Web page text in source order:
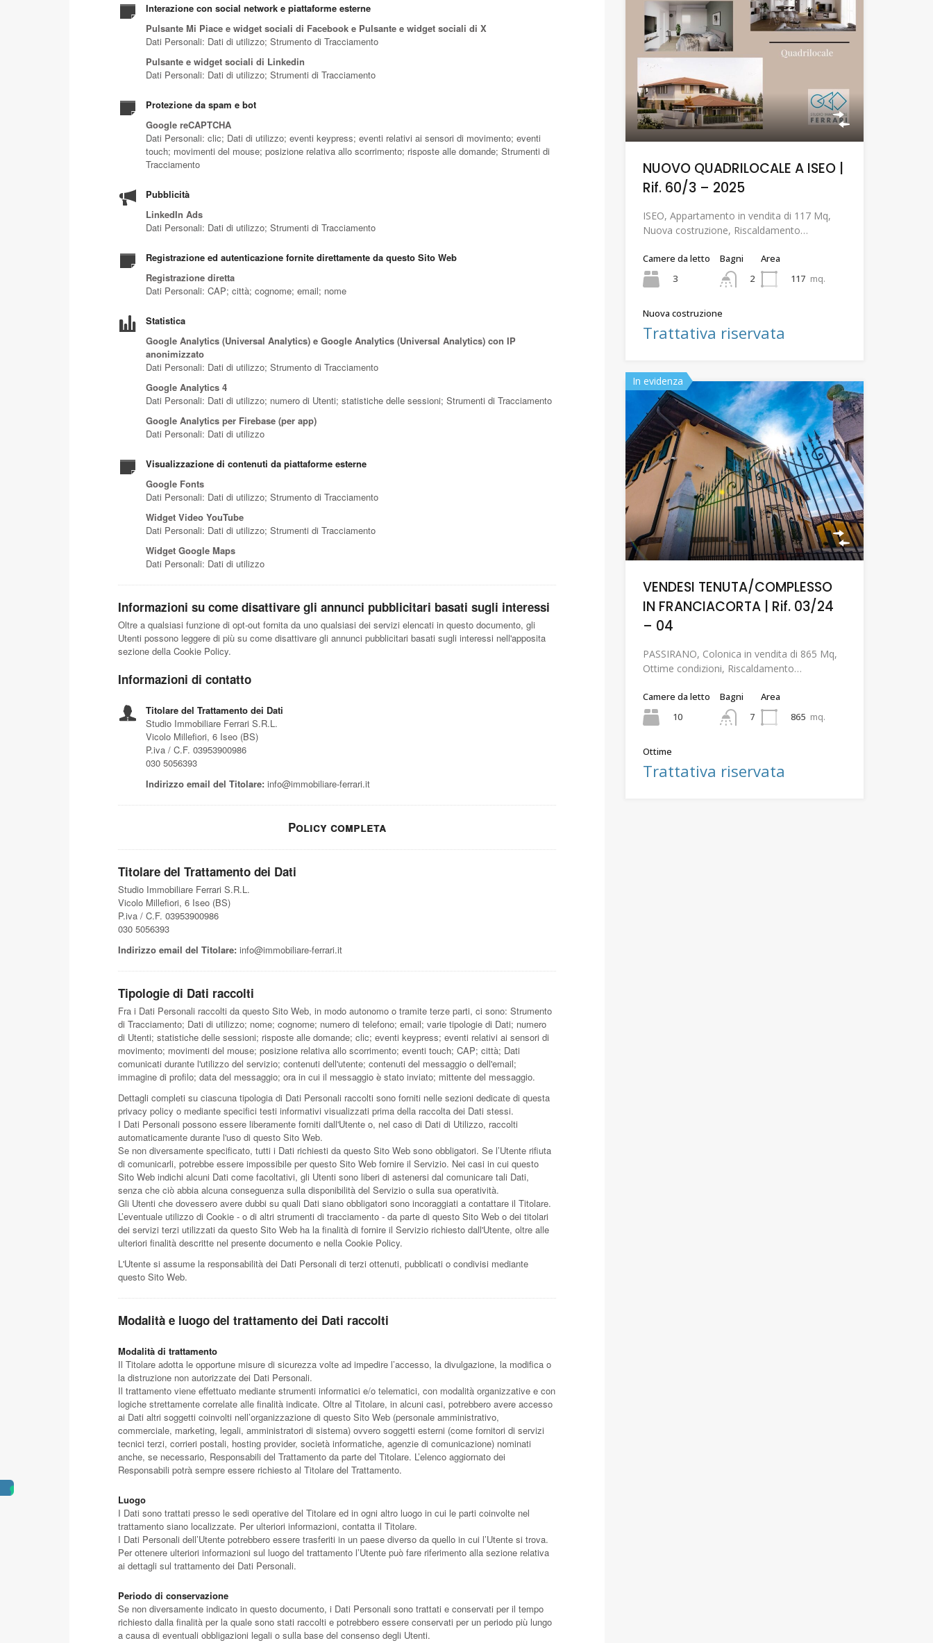
Interazione con social network e piattaforme esterne
Pulsante Mi Piace e widget sociali di Facebook e Pulsante e widget sociali di X
Dati Personali: Dati di utilizzo; Strumento di Tracciamento
Pulsante e widget sociali di Linkedin
Dati Personali: Dati di utilizzo; Strumenti di Tracciamento
Protezione da spam e bot
Google reCAPTCHA
Dati Personali: clic; Dati di utilizzo; eventi keypress; eventi relativi ai sensori di movimento; eventi
touch; movimenti del mouse; posizione relativa allo scorrimento; risposte alle domande; Strumenti di
Tracciamento
Pubblicità
LinkedIn Ads
Dati Personali: Dati di utilizzo; Strumenti di Tracciamento
Registrazione ed autenticazione fornite direttamente da questo Sito Web
Registrazione diretta
Dati Personali: CAP; città; cognome; email; nome
Statistica
Google Analytics (Universal Analytics) e Google Analytics (Universal Analytics) con IP
anonimizzato
Dati Personali: Dati di utilizzo; Strumento di Tracciamento
Google Analytics 4
Dati Personali: Dati di utilizzo; numero di Utenti; statistiche delle sessioni; Strumenti di Tracciamento
Google Analytics per Firebase (per app)
Dati Personali: Dati di utilizzo
Visualizzazione di contenuti da piattaforme esterne
Google Fonts
Dati Personali: Dati di utilizzo; Strumento di Tracciamento
Widget Video YouTube
Dati Personali: Dati di utilizzo; Strumenti di Tracciamento
Widget Google Maps
Dati Personali: Dati di utilizzo
Informazioni su come disattivare gli annunci pubblicitari basati sugli interessi
Oltre a qualsiasi funzione di opt-out fornita da uno qualsiasi dei servizi elencati in questo documento, gli
Utenti possono leggere di più su come disattivare gli annunci pubblicitari basati sugli interessi nell'apposita
sezione della Cookie Policy.
Informazioni di contatto
Titolare del Trattamento dei Dati
Studio Immobiliare Ferrari S.R.L.
Vicolo Millefiori, 6 Iseo (BS)
P.iva / C.F. 03953900986
030 5056393
Indirizzo email del Titolare: info@immobiliare-ferrari.it
Policy completa
Titolare del Trattamento dei Dati
Studio Immobiliare Ferrari S.R.L.
Vicolo Millefiori, 6 Iseo (BS)
P.iva / C.F. 03953900986
030 5056393
Indirizzo email del Titolare: info@immobiliare-ferrari.it
Tipologie di Dati raccolti
Fra i Dati Personali raccolti da questo Sito Web, in modo autonomo o tramite terze parti, ci sono: Strumento
di Tracciamento; Dati di utilizzo; nome; cognome; numero di telefono; email; varie tipologie di Dati; numero
di Utenti; statistiche delle sessioni; risposte alle domande; clic; eventi keypress; eventi relativi ai sensori di
movimento; movimenti del mouse; posizione relativa allo scorrimento; eventi touch; CAP; città; Dati
comunicati durante l'utilizzo del servizio; contenuti dell'utente; contenuti del messaggio o dell'email;
immagine di profilo; data del messaggio; ora in cui il messaggio è stato inviato; mittente del messaggio.
Dettagli completi su ciascuna tipologia di Dati Personali raccolti sono forniti nelle sezioni dedicate di questa
privacy policy o mediante specifici testi informativi visualizzati prima della raccolta dei Dati stessi.
I Dati Personali possono essere liberamente forniti dall'Utente o, nel caso di Dati di Utilizzo, raccolti
automaticamente durante l'uso di questo Sito Web.
Se non diversamente specificato, tutti i Dati richiesti da questo Sito Web sono obbligatori. Se l’Utente rifiuta
di comunicarli, potrebbe essere impossibile per questo Sito Web fornire il Servizio. Nei casi in cui questo
Sito Web indichi alcuni Dati come facoltativi, gli Utenti sono liberi di astenersi dal comunicare tali Dati,
senza che ciò abbia alcuna conseguenza sulla disponibilità del Servizio o sulla sua operatività.
Gli Utenti che dovessero avere dubbi su quali Dati siano obbligatori sono incoraggiati a contattare il Titolare.
L’eventuale utilizzo di Cookie - o di altri strumenti di tracciamento - da parte di questo Sito Web o dei titolari
dei servizi terzi utilizzati da questo Sito Web ha la finalità di fornire il Servizio richiesto dall'Utente, oltre alle
ulteriori finalità descritte nel presente documento e nella Cookie Policy.
L'Utente si assume la responsabilità dei Dati Personali di terzi ottenuti, pubblicati o condivisi mediante
questo Sito Web.
Modalità e luogo del trattamento dei Dati raccolti
Modalità di trattamento
Il Titolare adotta le opportune misure di sicurezza volte ad impedire l’accesso, la divulgazione, la modifica o
la distruzione non autorizzate dei Dati Personali.
Il trattamento viene effettuato mediante strumenti informatici e/o telematici, con modalità organizzative e con
logiche strettamente correlate alle finalità indicate. Oltre al Titolare, in alcuni casi, potrebbero avere accesso
ai Dati altri soggetti coinvolti nell’organizzazione di questo Sito Web (personale amministrativo,
commerciale, marketing, legali, amministratori di sistema) ovvero soggetti esterni (come fornitori di servizi
tecnici terzi, corrieri postali, hosting provider, società informatiche, agenzie di comunicazione) nominati
anche, se necessario, Responsabili del Trattamento da parte del Titolare. L’elenco aggiornato dei
Responsabili potrà sempre essere richiesto al Titolare del Trattamento.
Luogo
I Dati sono trattati presso le sedi operative del Titolare ed in ogni altro luogo in cui le parti coinvolte nel
trattamento siano localizzate. Per ulteriori informazioni, contatta il Titolare.
I Dati Personali dell’Utente potrebbero essere trasferiti in un paese diverso da quello in cui l’Utente si trova.
Per ottenere ulteriori informazioni sul luogo del trattamento l’Utente può fare riferimento alla sezione relativa
ai dettagli sul trattamento dei Dati Personali.
Periodo di conservazione
Se non diversamente indicato in questo documento, i Dati Personali sono trattati e conservati per il tempo
richiesto dalla finalità per la quale sono stati raccolti e potrebbero essere conservati per un periodo più lungo
a causa di eventuali obbligazioni legali o sulla base del consenso degli Utenti.
NUOVO QUADRILOCALE A ISEO |
Rif. 60/3 – 2025
ISEO, Appartamento in vendita di 117 Mq,
Nuova costruzione, Riscaldamento…
Camere da letto
3
Bagni
2
Area
117 mq.
Nuova costruzione
Trattativa riservata
In evidenza
VENDESI TENUTA/COMPLESSO
IN FRANCIACORTA | Rif. 03/24
– 04
PASSIRANO, Colonica in vendita di 865 Mq,
Ottime condizioni, Riscaldamento…
Camere da letto
10
Bagni
7
Area
865 mq.
Ottime
Trattativa riservata